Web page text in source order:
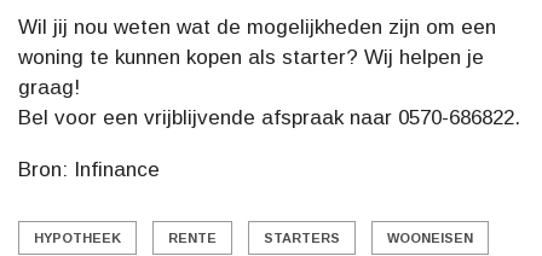
Wil jij nou weten wat de mogelijkheden zijn om een
woning te kunnen kopen als starter? Wij helpen je
graag!
Bel voor een vrijblijvende afspraak naar 0570-686822.
Bron: Infinance
HYPOTHEEK RENTE STARTERS WOONEISEN